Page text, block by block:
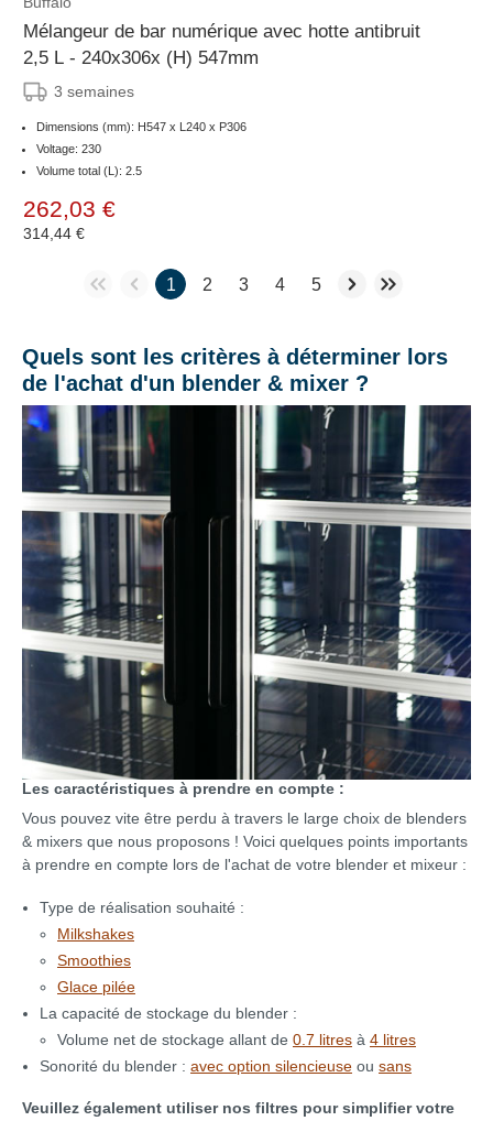
Mélangeur de bar numérique avec hotte antibruit
2,5 L - 240x306x (H) 547mm
3 semaines
Dimensions (mm): H547 x L240 x P306
Voltage: 230
Volume total (L): 2.5
262,03 €
314,44 €
1 2 3 4 5
Quels sont les critères à déterminer lors
de l'achat d'un blender & mixer ?
Les caractéristiques à prendre en compte :
Vous pouvez vite être perdu à travers le large choix de blenders
& mixers que nous proposons ! Voici quelques points importants
à prendre en compte lors de l'achat de votre blender et mixeur :
Type de réalisation souhaité :
Milkshakes
Smoothies
Glace pilée
La capacité de stockage du blender :
Volume net de stockage allant de 0.7 litres à 4 litres
Sonorité du blender : avec option silencieuse ou sans
Veuillez également utiliser nos filtres pour simplifier votre